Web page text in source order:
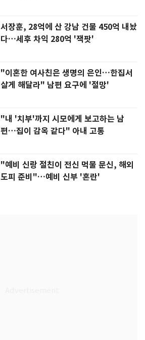
서장훈, 28억에 산 강남 건물 450억 내놨
다…세후 차익 280억 '잭팟'
"이혼한 여사친은 생명의 은인…한집서
살게 해달라" 남편 요구에 '절망'
"내 '치부'까지 시모에게 보고하는 남
편…집이 감옥 같다" 아내 고통
"예비 신랑 절친이 전신 먹물 문신, 해외
도피 준비"…예비 신부 '혼란'